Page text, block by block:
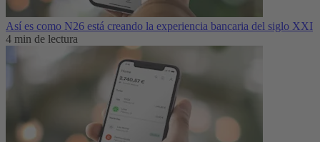
Así es como N26 está creando la experiencia bancaria del siglo XXI
4 min de lectura